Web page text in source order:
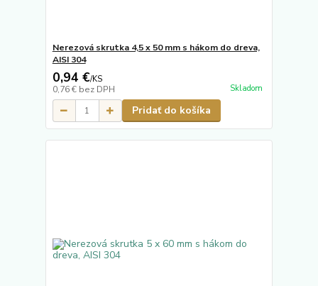
Nerezová skrutka 4,5 x 50 mm s hákom do dreva,
AISI 304
0,94 €/KS
0,76 € bez DPH Skladom
Pridať do košíka